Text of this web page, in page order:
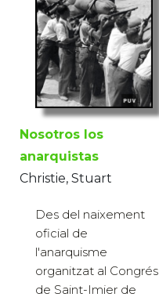
Nosotros los
anarquistas
Christie, Stuart
Des del naixement
oficial de
l'anarquisme
organitzat al Congrés
de Saint-Imier de